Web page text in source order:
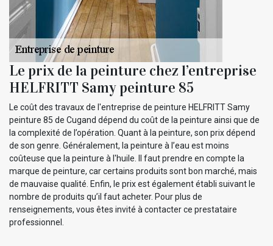
Le prix de la peinture chez l’entreprise
HELFRITT Samy peinture 85
Le coût des travaux de l'entreprise de peinture HELFRITT Samy
peinture 85 de Cugand dépend du coût de la peinture ainsi que de
la complexité de l’opération. Quant à la peinture, son prix dépend
de son genre. Généralement, la peinture à l’eau est moins
coûteuse que la peinture à l'huile. Il faut prendre en compte la
marque de peinture, car certains produits sont bon marché, mais
de mauvaise qualité. Enfin, le prix est également établi suivant le
nombre de produits qu’il faut acheter. Pour plus de
renseignements, vous êtes invité à contacter ce prestataire
professionnel.